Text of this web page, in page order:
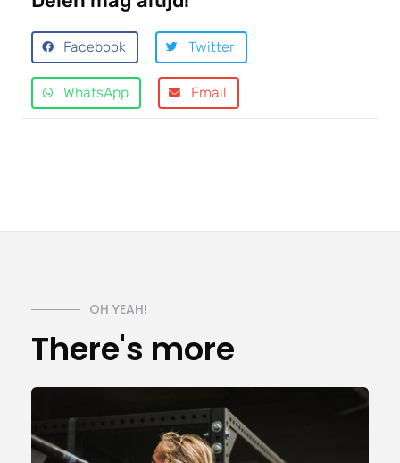
Facebook Twitter
WhatsApp Email
OH YEAH!
There's more